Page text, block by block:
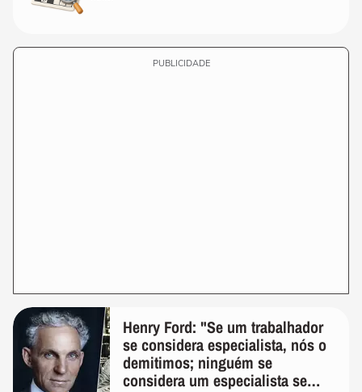
PUBLICIDADE
Henry Ford: "Se um trabalhador
se considera especialista, nós o
demitimos; ninguém se
considera um especialista se